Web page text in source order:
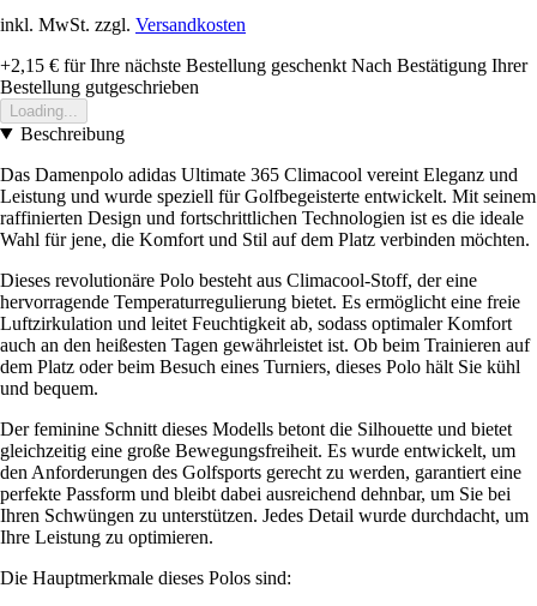
inkl. MwSt. zzgl. Versandkosten
+2,15 € für Ihre nächste Bestellung geschenkt Nach Bestätigung Ihrer
Bestellung gutgeschrieben
Loading...
Beschreibung
Das Damenpolo adidas Ultimate 365 Climacool vereint Eleganz und
Leistung und wurde speziell für Golfbegeisterte entwickelt. Mit seinem
raffinierten Design und fortschrittlichen Technologien ist es die ideale
Wahl für jene, die Komfort und Stil auf dem Platz verbinden möchten.
Dieses revolutionäre Polo besteht aus Climacool-Stoff, der eine
hervorragende Temperaturregulierung bietet. Es ermöglicht eine freie
Luftzirkulation und leitet Feuchtigkeit ab, sodass optimaler Komfort
auch an den heißesten Tagen gewährleistet ist. Ob beim Trainieren auf
dem Platz oder beim Besuch eines Turniers, dieses Polo hält Sie kühl
und bequem.
Der feminine Schnitt dieses Modells betont die Silhouette und bietet
gleichzeitig eine große Bewegungsfreiheit. Es wurde entwickelt, um
den Anforderungen des Golfsports gerecht zu werden, garantiert eine
perfekte Passform und bleibt dabei ausreichend dehnbar, um Sie bei
Ihren Schwüngen zu unterstützen. Jedes Detail wurde durchdacht, um
Ihre Leistung zu optimieren.
Die Hauptmerkmale dieses Polos sind: